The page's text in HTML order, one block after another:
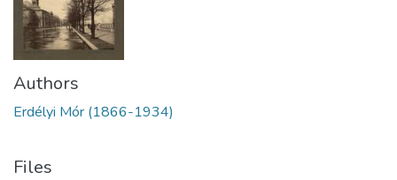
Authors
Erdélyi Mór (1866-1934)
Files